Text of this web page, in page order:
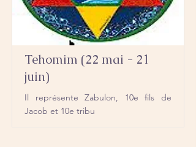
Tehomim (22 mai - 21
juin)
Il représente Zabulon, 10e fils de
Jacob et 10e tribu